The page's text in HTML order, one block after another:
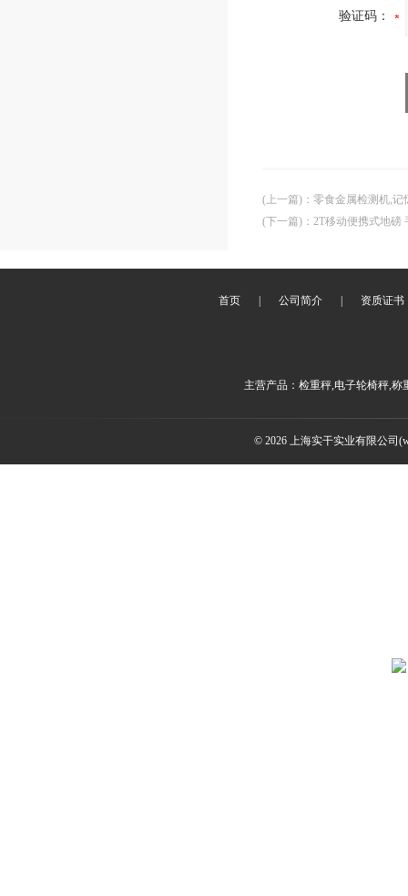
验证码：
(上一篇) ： 零食金属检测机,记
(下一篇) ： 2T移动便携式地磅
首页 公司简介 资质证书
主营产品：检重秤,电子轮椅秤,
© 2026 上海实干实业有限公司